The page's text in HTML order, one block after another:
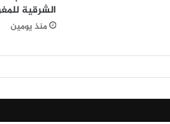
الشرقية
منذ يومين